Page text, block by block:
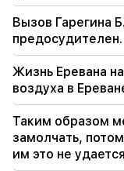
19:17 Важный
Возможно
Натан о
Патриарха
19:01
В США
567 миллионов
18:51
Вызов Гарегина
Жизнь Еревана
воздуха в
Таким образом
замолчать,
им это не